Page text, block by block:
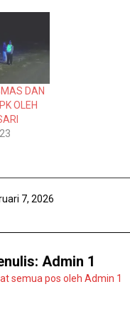
DAN
OLEH
7, 2026
Admin 1
semua pos oleh Admin 1